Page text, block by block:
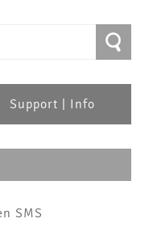
Support | Info
SMS